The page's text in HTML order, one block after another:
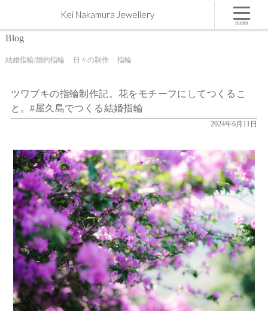
ツワブキの指輪制作記。花をモチーフにしてつくること。#屋久島でつくる結婚指輪 | 屋久島,ジ
ュエリー,オーダーメイドのマリッジリング（結婚・婚約指輪）制作 | Kei Nakamura Jewellery Blog
Kei Nakamura Jewellery
Blog
結婚指輪/婚約指輪 日々の制作 指輪
ツワブキの指輪制作記。花をモチーフにしてつくるこ
と。#屋久島でつくる結婚指輪
2024年6月11日
menu